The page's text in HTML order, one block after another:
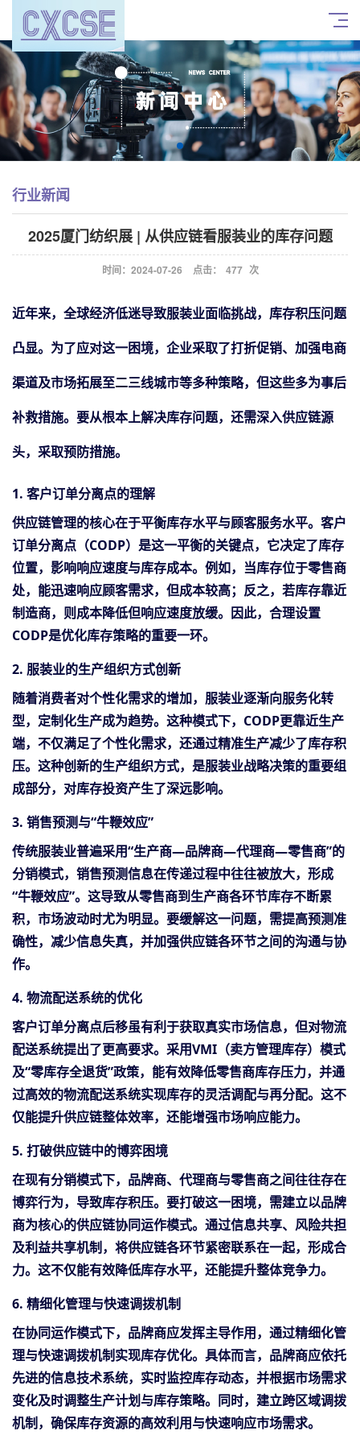
行业新闻
2025厦门纺织展 | 从供应链看服装业的库存问题
时间：2024-07-26 点击： 477 次
近年来，全球经济低迷导致服装业面临挑战，库存积压问题
凸显。为了应对这一困境，企业采取了打折促销、加强电商
渠道及市场拓展至二三线城市等多种策略，但这些多为事后
补救措施。要从根本上解决库存问题，还需深入供应链源
头，采取预防措施。
1. 客户订单分离点的理解
供应链管理的核心在于平衡库存水平与顾客服务水平。客户
订单分离点（CODP）是这一平衡的关键点，它决定了库存
位置，影响响应速度与库存成本。例如，当库存位于零售商
处，能迅速响应顾客需求，但成本较高；反之，若库存靠近
制造商，则成本降低但响应速度放缓。因此，合理设置
CODP是优化库存策略的重要一环。
2. 服装业的生产组织方式创新
随着消费者对个性化需求的增加，服装业逐渐向服务化转
型，定制化生产成为趋势。这种模式下， CODP更靠近生产
端，不仅满足了个性化需求，还通过精准生产减少了库存积
压。这种创新的生产组织方式，是服装业战略决策的重要组
成部分，对库存投资产生了深远影响。
3. 销售预测与“牛鞭效应”
传统服装业普遍采用“生产商—品牌商—代理商—零售商”的
分销模式，销售预测信息在传递过程中往往被放大，形成
“牛鞭效应”。这导致从零售商到生产商各环节库存不断累
积，市场波动时尤为明显。要缓解这一问题，需提高预测准
确性，减少信息失真，并加强供应链各环节之间的沟通与协
作。
4. 物流配送系统的优化
客户订单分离点后移虽有利于获取真实市场信息，但对物流
配送系统提出了更高要求。采用VMI（卖方管理库存）模式
及“零库存全退货”政策，能有效降低零售商库存压力，并通
过高效的物流配送系统实现库存的灵活调配与再分配。这不
仅能提升供应链整体效率，还能增强市场响应能力。
5. 打破供应链中的博弈困境
在现有分销模式下，品牌商、代理商与零售商之间往往存在
博弈行为，导致库存积压。要打破这一困境，需建立以品牌
商为核心的供应链协同运作模式。通过信息共享、风险共担
及利益共享机制，将供应链各环节紧密联系在一起，形成合
力。这不仅能有效降低库存水平，还能提升整体竞争力。
6. 精细化管理与快速调拨机制
在协同运作模式下，品牌商应发挥主导作用，通过精细化管
理与快速调拨机制实现库存优化。具体而言，品牌商应依托
先进的信息技术系统，实时监控库存动态，并根据市场需求
变化及时调整生产计划与库存策略。同时，建立跨区域调拨
机制，确保库存资源的高效利用与快速响应市场需求。